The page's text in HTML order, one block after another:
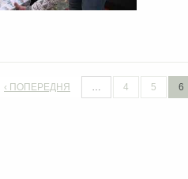
‹ ПОПЕРЕДНЯ … 4 5 6